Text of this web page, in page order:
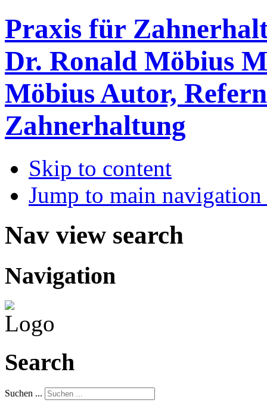
Praxis für
Dr. Ronald Möbius
MöbiusAutor,
Zahnerhaltung
Skip to content
Jump to main
Nav view search
Navigation
Search
Suchen ...